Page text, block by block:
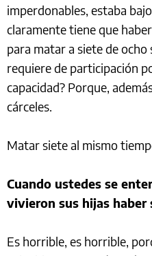
imperdonables, estaba
claramente tiene que
para matar a siete de ocho
requiere de participación
capacidad? Porque,
cárceles.
Matar siete al mismo
Cuando ustedes se
vivieron sus hijas haber
Es horrible, es horrible,